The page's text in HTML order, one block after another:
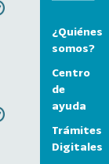
¿Quiénes
somos?
Centro
de
ayuda
Trámites
Digitales